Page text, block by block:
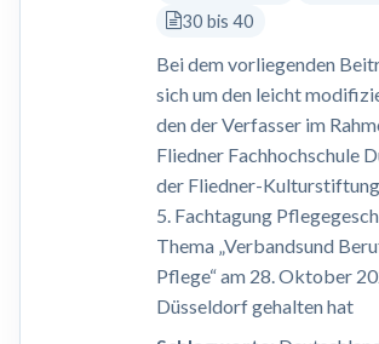
30 bis 40
Bei dem vorliegenden
sich um den leicht
den der Verfasser im
Fliedner Fachhochschule
der Fliedner-
5. Fachtagung
Thema „Verbandsund
Pflege“ am 28. Oktober
Düsseldorf gehalten hat